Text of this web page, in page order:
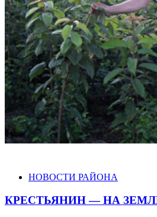
НОВОСТИ РАЙОНА
КРЕСТЬЯНИН — НА